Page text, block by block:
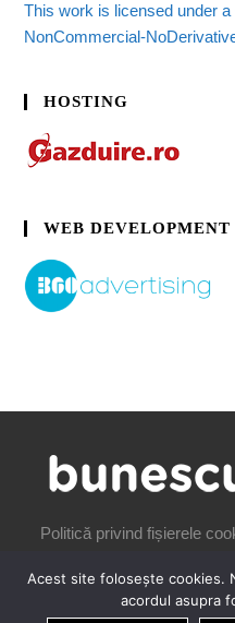
This work is licensed under
NonCommercial-
HOSTING
WEB DEVELOPMENT
Politică privind fișierele
Acest site folosește cookies.
acordul asupra